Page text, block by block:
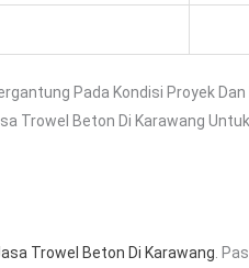
Pada Kondisi Proyek
Trowel Beton Di Karawang
Trowel Beton Di Karawang .